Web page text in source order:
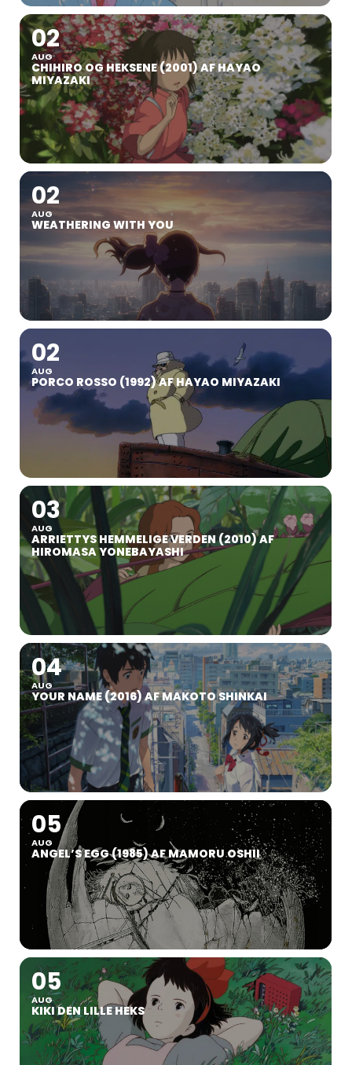
02
AUG
CHIHIRO OG HEKSENE (2001) AF HAYAO
MIYAZAKI
02
AUG
WEATHERING WITH YOU
02
AUG
PORCO ROSSO (1992) AF HAYAO MIYAZAKI
03
AUG
ARRIETTYS HEMMELIGE VERDEN (2010) AF
HIROMASA YONEBAYASHI
04
AUG
YOUR NAME (2016) AF MAKOTO SHINKAI
05
AUG
ANGEL’S EGG (1985) AF MAMORU OSHII
05
AUG
KIKI DEN LILLE HEKS